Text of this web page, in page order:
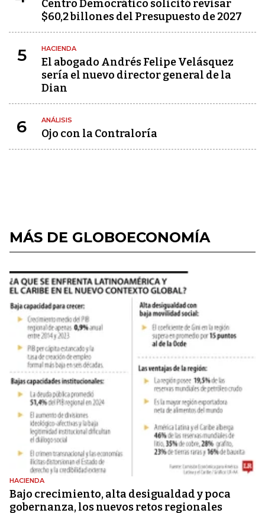
Centro Democrático solicitó revisar
$60,2 billones del Presupuesto de 2027
5 HACIENDA
El abogado Andrés Felipe Velásquez
sería el nuevo director general de la
Dian
6 ANÁLISIS
Ojo con la Contraloría
MÁS DE GLOBOECONOMÍA
HACIENDA
Bajo crecimiento, alta desigualdad y poca
gobernanza, los nuevos retos regionales